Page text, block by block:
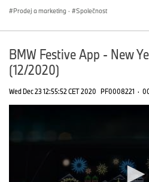
Prodej a marketing · Společnost
BMW Festive App - New
(12/2020)
Wed Dec 23 12:55:52 CET 2020 PF0008221 ·